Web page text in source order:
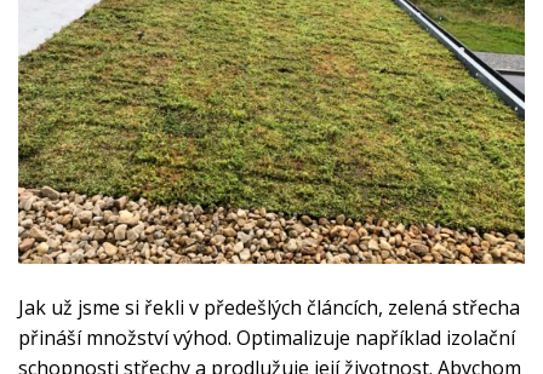
Jak už jsme si řekli v předešlých článcích, zelená střecha
přináší množství výhod. Optimalizuje například izolační
schopnosti střechy a prodlužuje její životnost. Abychom